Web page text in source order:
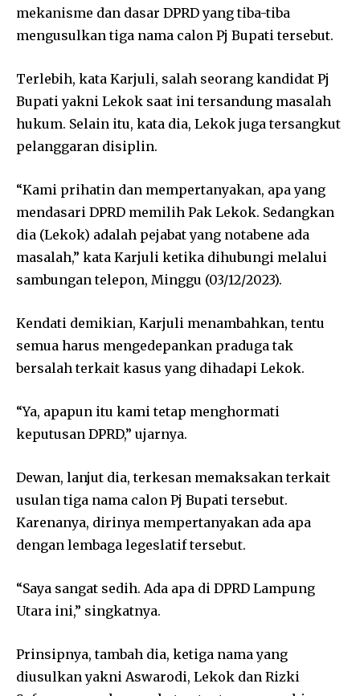
mekanisme dan dasar DPRD yang tiba-tiba
mengusulkan tiga nama calon Pj Bupati tersebut.
Terlebih, kata Karjuli, salah seorang kandidat Pj
Bupati yakni Lekok saat ini tersandung masalah
hukum. Selain itu, kata dia, Lekok juga tersangkut
pelanggaran disiplin.
“Kami prihatin dan mempertanyakan, apa yang
mendasari DPRD memilih Pak Lekok. Sedangkan
dia (Lekok) adalah pejabat yang notabene ada
masalah,” kata Karjuli ketika dihubungi melalui
sambungan telepon, Minggu (03/12/2023).
Kendati demikian, Karjuli menambahkan, tentu
semua harus mengedepankan praduga tak
bersalah terkait kasus yang dihadapi Lekok.
“Ya, apapun itu kami tetap menghormati
keputusan DPRD,” ujarnya.
Dewan, lanjut dia, terkesan memaksakan terkait
usulan tiga nama calon Pj Bupati tersebut.
Karenanya, dirinya mempertanyakan ada apa
dengan lembaga legeslatif tersebut.
“Saya sangat sedih. Ada apa di DPRD Lampung
Utara ini,” singkatnya.
Prinsipnya, tambah dia, ketiga nama yang
diusulkan yakni Aswarodi, Lekok dan Rizki